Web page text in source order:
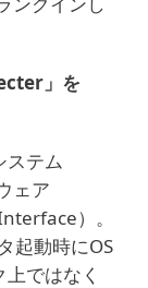
」を
ステム
ェア
）。
起動時にOS
ではなく